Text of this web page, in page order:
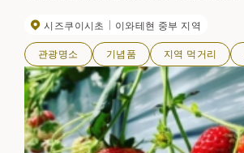
역에서 셔틀버스를 운행하고 있다.
시즈쿠이시초 이와테현 중부 지역
관광명소 기념품 지역 먹거리